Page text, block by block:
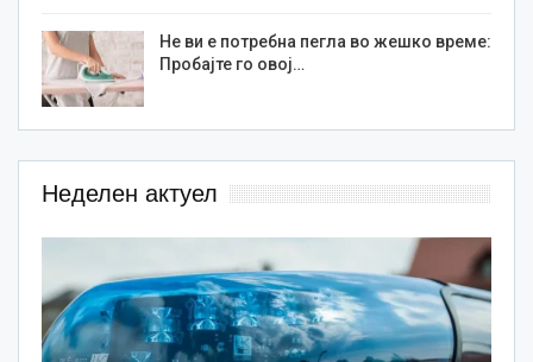
Не ви е потребна пегла во жешко време:
Пробајте го овој…
Неделен актуел